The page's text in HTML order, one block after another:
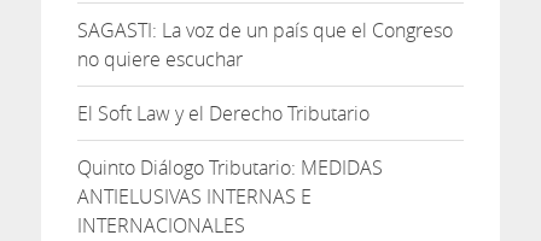
SAGASTI: La voz de un país que el Congreso
no quiere escuchar
El Soft Law y el Derecho Tributario
Quinto Diálogo Tributario: MEDIDAS
ANTIELUSIVAS INTERNAS E
INTERNACIONALES